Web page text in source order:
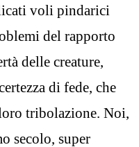
voli pindarici
del rapporto
delle creature,
di fede, che
tribolazione. Noi,
secolo, super